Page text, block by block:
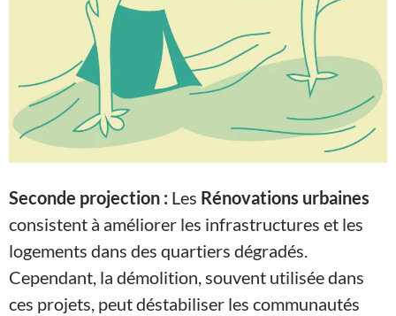
Seconde projection : Les Rénovations urbaines
consistent à améliorer les infrastructures et les
logements dans des quartiers dégradés.
Cependant, la démolition, souvent utilisée dans
ces projets, peut déstabiliser les communautés